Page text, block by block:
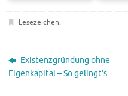
Lesezeichen.
Existenzgründung ohne
Eigenkapital – So gelingt’s